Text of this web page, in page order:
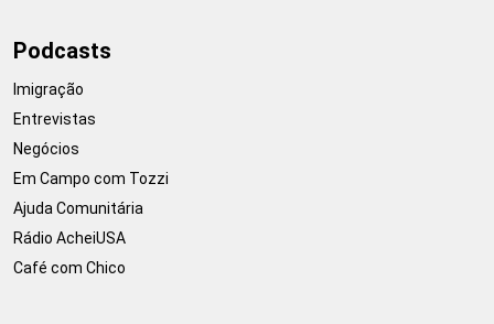
Podcasts
Imigração
Entrevistas
Negócios
Em Campo com Tozzi
Ajuda Comunitária
Rádio AcheiUSA
Café com Chico